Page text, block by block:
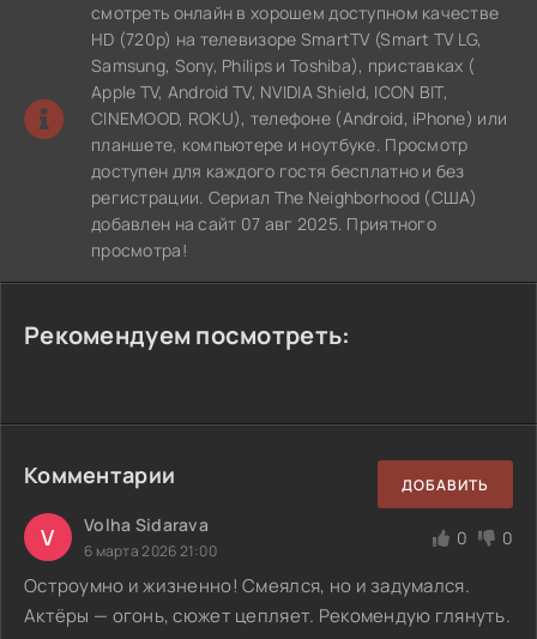
смотреть онлайн в хорошем доступном качестве
HD (720p) на телевизоре SmartTV (Smart TV LG,
Samsung, Sony, Philips и Toshiba), приставках (
Apple TV, Android TV, NVIDIA Shield, ICON BIT,
CINEMOOD, ROKU), телефоне (Android, iPhone) или
планшете, компьютере и ноутбуке. Просмотр
доступен для каждого гостя бесплатно и без
регистрации. Сериал The Neighborhood (США)
добавлен на сайт 07 авг 2025. Приятного
просмотра!
Рекомендуем посмотреть:
Комментарии ДОБАВИТЬ
V Volha Sidarava
6 марта 2026 21:00
0 0
Остроумно и жизненно! Смеялся, но и задумался.
Актёры — огонь, сюжет цепляет. Рекомендую глянуть.